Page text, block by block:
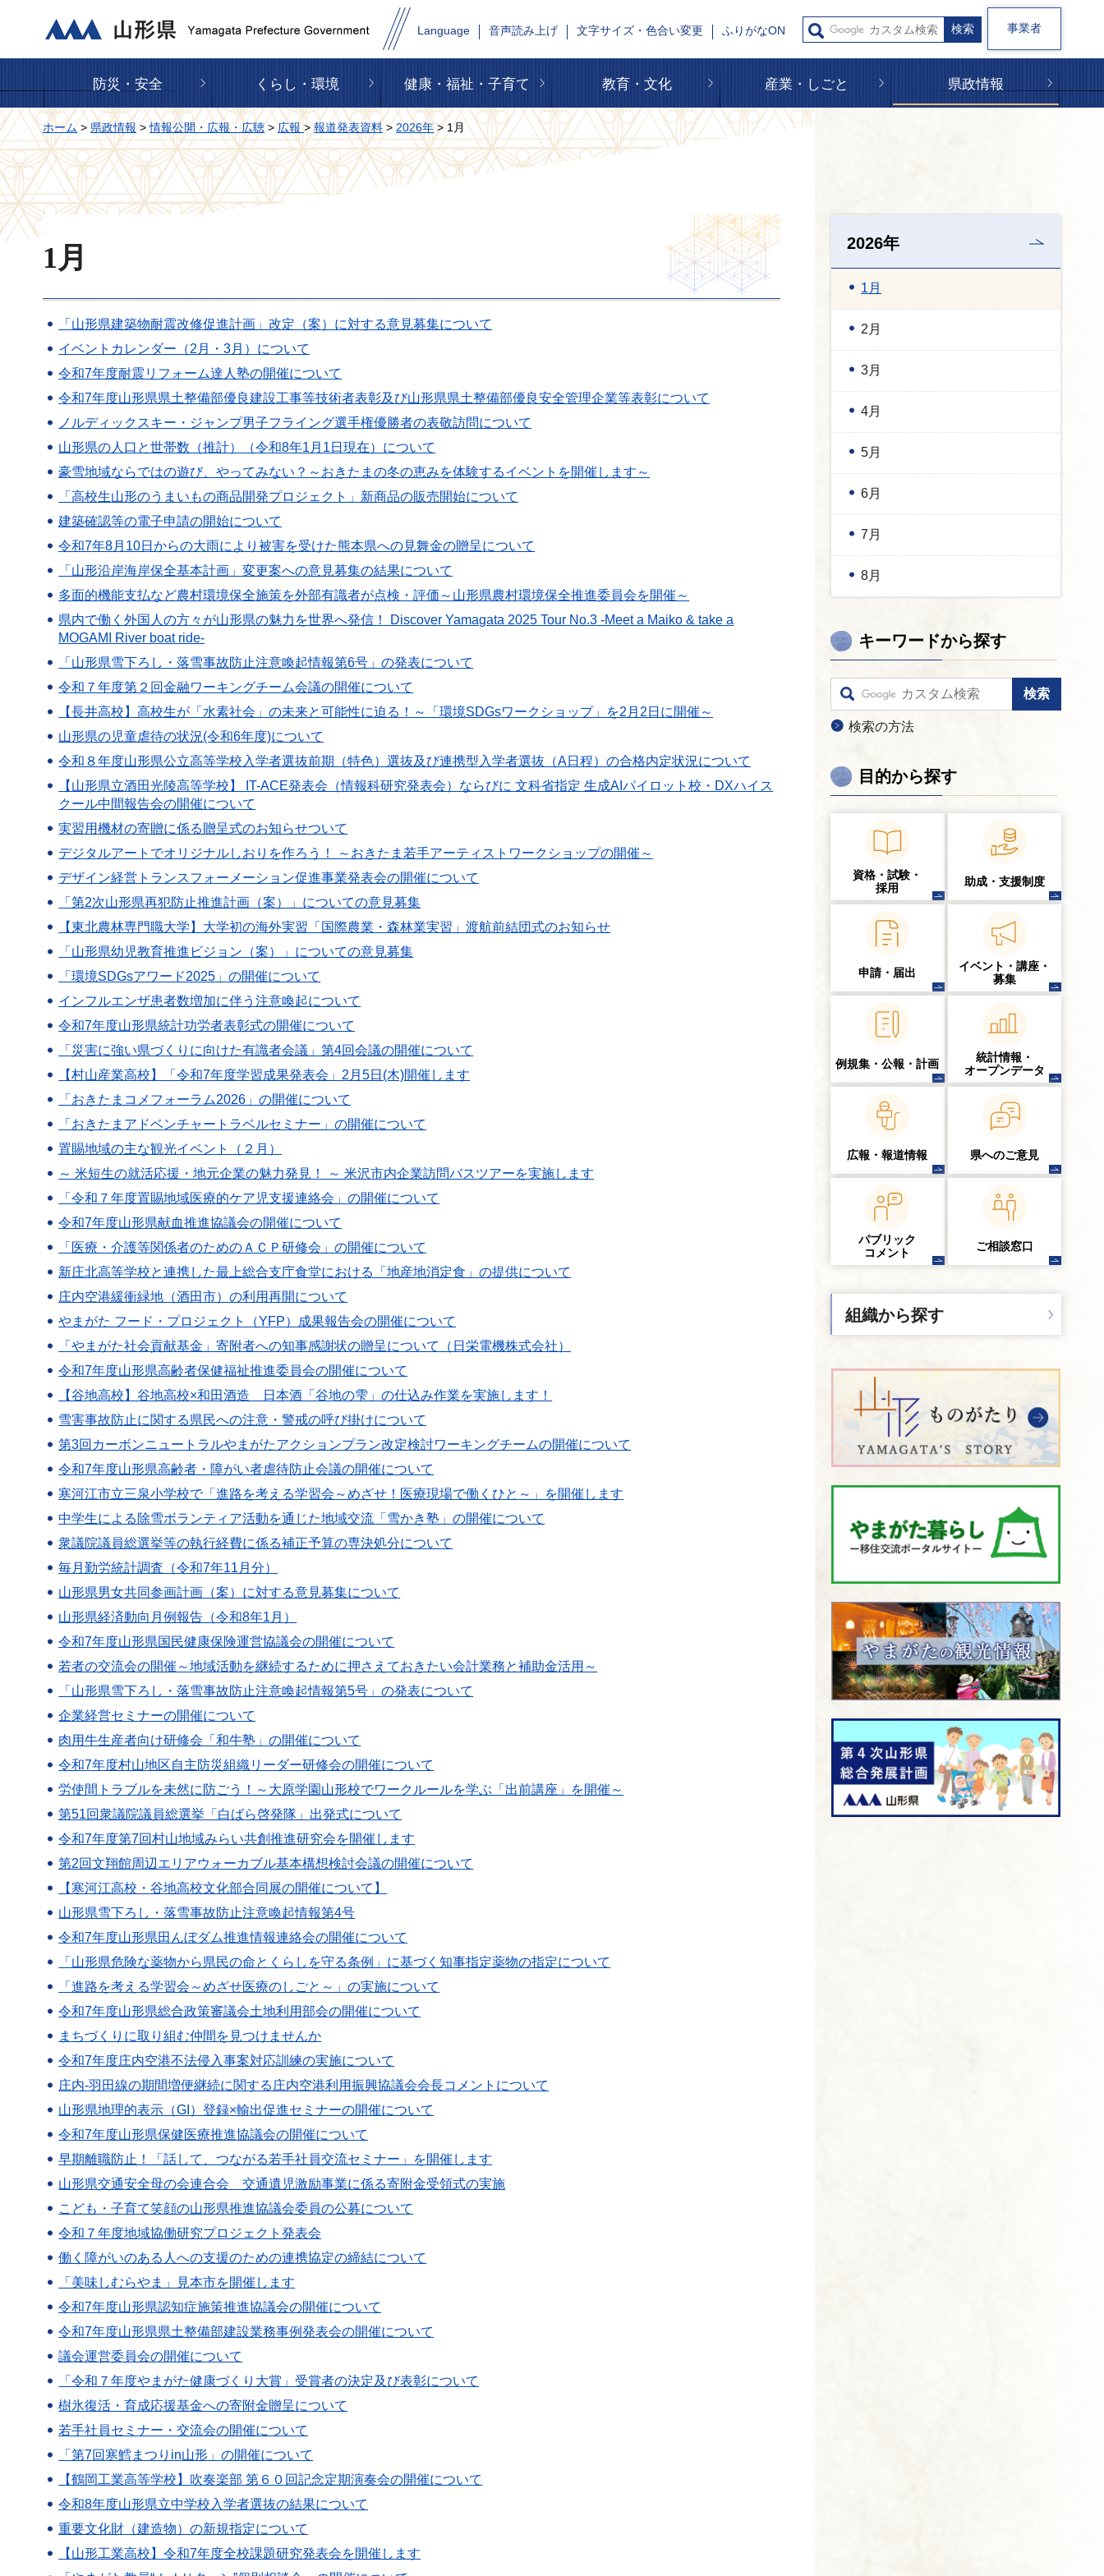
山形県 Language 音声読み上げ 文字サイズ・色合い変更 ふりがなON 事業者
防災・安全 くらし・環境 健康・福祉・子育て 教育・文化 産業・しごと 県政情報
ホーム>県政情報>情報公開・広報・広聴>広報 >報道発表資料 > 2026年> 1月
1月
「山形県建築物耐震改修促進計画」改定（案）に対する意見募集について
イベントカレンダー（2月・3月）について
令和7年度耐震リフォーム達人塾の開催について
令和7年度山形県県土整備部優良建設工事等技術者表彰及び山形県県土整備部優良安全管理企業等表彰について
ノルディックスキー・ジャンプ男子フライング選手権優勝者の表敬訪問について
山形県の人口と世帯数（推計）（令和8年1月1日現在）について
豪雪地域ならではの遊び、やってみない？～おきたまの冬の恵みを体験するイベントを開催します～
「高校生山形のうまいもの商品開発プロジェクト」新商品の販売開始について
建築確認等の電子申請の開始について
令和7年8月10日からの大雨により被害を受けた熊本県への見舞金の贈呈について
「山形沿岸海岸保全基本計画」変更案への意見募集の結果について
多面的機能支払など農村環境保全施策を外部有識者が点検・評価～山形県農村環境保全推進委員会を開催～
県内で働く外国人の方々が山形県の魅力を世界へ発信！ Discover Yamagata 2025 Tour No.3 -Meet a Maiko & take a
MOGAMI River boat ride-
「山形県雪下ろし・落雪事故防止注意喚起情報第6号」の発表について
令和７年度第２回金融ワーキングチーム会議の開催について
【長井高校】高校生が「水素社会」の未来と可能性に迫る！～「環境SDGsワークショップ」を2月2日に開催～
山形県の児童虐待の状況(令和6年度)について
令和８年度山形県公立高等学校入学者選抜前期（特色）選抜及び連携型入学者選抜（A日程）の合格内定状況について
【山形県立酒田光陵高等学校】 IT-ACE発表会（情報科研究発表会）ならびに 文科省指定 生成AIパイロット校・DXハイス
クール中間報告会の開催について
実習用機材の寄贈に係る贈呈式のお知らせついて
デジタルアートでオリジナルしおりを作ろう！ ～おきたま若手アーティストワークショップの開催～
デザイン経営トランスフォーメーション促進事業発表会の開催について
「第2次山形県再犯防止推進計画（案）」についての意見募集
【東北農林専門職大学】大学初の海外実習「国際農業・森林業実習」渡航前結団式のお知らせ
「山形県幼児教育推進ビジョン（案）」についての意見募集
「環境SDGsアワード2025」の開催について
インフルエンザ患者数増加に伴う注意喚起について
令和7年度山形県統計功労者表彰式の開催について
「災害に強い県づくりに向けた有識者会議」第4回会議の開催について
【村山産業高校】「令和7年度学習成果発表会」2月5日(木)開催します
「おきたまコメフォーラム2026」の開催について
「おきたまアドベンチャートラベルセミナー」の開催について
置賜地域の主な観光イベント（２月）
～ 米短生の就活応援・地元企業の魅力発見！ ～ 米沢市内企業訪問バスツアーを実施します
「令和７年度置賜地域医療的ケア児支援連絡会」の開催について
令和7年度山形県献血推進協議会の開催について
「医療・介護等関係者のためのＡＣＰ研修会」の開催について
新庄北高等学校と連携した最上総合支庁食堂における「地産地消定食」の提供について
庄内空港緩衝緑地（酒田市）の利用再開について
やまがた フード・プロジェクト（YFP）成果報告会の開催について
「やまがた社会貢献基金」寄附者への知事感謝状の贈呈について（日栄電機株式会社）
令和7年度山形県高齢者保健福祉推進委員会の開催について
【谷地高校】谷地高校×和田酒造 日本酒「谷地の雫」の仕込み作業を実施します！
雪害事故防止に関する県民への注意・警戒の呼び掛けについて
第3回カーボンニュートラルやまがたアクションプラン改定検討ワーキングチームの開催について
令和7年度山形県高齢者・障がい者虐待防止会議の開催について
寒河江市立三泉小学校で「進路を考える学習会～めざせ！医療現場で働くひと～」を開催します
中学生による除雪ボランティア活動を通じた地域交流「雪かき塾」の開催について
衆議院議員総選挙等の執行経費に係る補正予算の専決処分について
毎月勤労統計調査（令和7年11月分）
山形県男女共同参画計画（案）に対する意見募集について
山形県経済動向月例報告（令和8年1月）
令和7年度山形県国民健康保険運営協議会の開催について
若者の交流会の開催～地域活動を継続するために押さえておきたい会計業務と補助金活用～
「山形県雪下ろし・落雪事故防止注意喚起情報第5号」の発表について
企業経営セミナーの開催について
肉用牛生産者向け研修会「和牛塾」の開催について
令和7年度村山地区自主防災組織リーダー研修会の開催について
労使間トラブルを未然に防ごう！～大原学園山形校でワークルールを学ぶ「出前講座」を開催～
第51回衆議院議員総選挙「白ばら啓発隊」出発式について
令和7年度第7回村山地域みらい共創推進研究会を開催します
第2回文翔館周辺エリアウォーカブル基本構想検討会議の開催について
【寒河江高校・谷地高校文化部合同展の開催について】
山形県雪下ろし・落雪事故防止注意喚起情報第4号
令和7年度山形県田んぼダム推進情報連絡会の開催について
「山形県危険な薬物から県民の命とくらしを守る条例」に基づく知事指定薬物の指定について
「進路を考える学習会～めざせ医療のしごと～」の実施について
令和7年度山形県総合政策審議会土地利用部会の開催について
まちづくりに取り組む仲間を見つけませんか
令和7年度庄内空港不法侵入事案対応訓練の実施について
庄内-羽田線の期間増便継続に関する庄内空港利用振興協議会会長コメントについて
山形県地理的表示（GI）登録×輸出促進セミナーの開催について
令和7年度山形県保健医療推進協議会の開催について
早期離職防止！「話して、つながる若手社員交流セミナー」を開催します
山形県交通安全母の会連合会 交通遺児激励事業に係る寄附金受領式の実施
こども・子育て笑顔の山形県推進協議会委員の公募について
令和７年度地域協働研究プロジェクト発表会
働く障がいのある人への支援のための連携協定の締結について
「美味しむらやま」見本市を開催します
令和7年度山形県認知症施策推進協議会の開催について
令和7年度山形県県土整備部建設業務事例発表会の開催について
議会運営委員会の開催について
「令和７年度やまがた健康づくり大賞」受賞者の決定及び表彰について
樹氷復活・育成応援基金への寄附金贈呈について
若手社員セミナー・交流会の開催について
「第7回寒鱈まつりin山形」の開催について
【鶴岡工業高等学校】吹奏楽部 第６０回記念定期演奏会の開催について
令和8年度山形県立中学校入学者選抜の結果について
重要文化財（建造物）の新規指定について
【山形工業高校】令和7年度全校課題研究発表会を開催します
2026年
1月
2月
3月
4月
5月
6月
7月
8月
キーワードから探す
検索の方法
目的から探す
資格・試験・
採用
助成・支援制度
申請・届出
イベント・講座・
募集
例規集・公報・計画
統計情報・
オープンデータ
広報・報道情報 県へのご意見
パブリック
コメント
ご相談窓口
組織から探す